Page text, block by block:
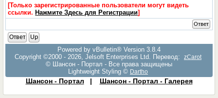
[Только зарегистрированные пользователи могут видеть
ссылки. Нажмите Здесь для Регистрации]
Ответ
Ответ
Up
Powered by vBulletin® Version 3.8.4
Copyright ©2000 - 2026, Jelsoft Enterprises Ltd. Перевод:
zCarot
© Шансон - Портал - Все права защищены
Lightweight Styling © Dartho
Шансон - Портал | Шансон - Портал - Галерея